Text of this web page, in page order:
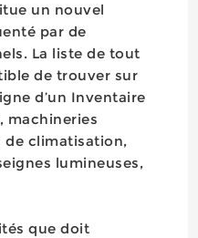
un nouvel
par de
La liste de tout
de trouver sur
d’un Inventaire
machineries
de climatisation,
lumineuses,
que doit